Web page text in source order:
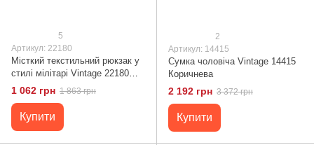
5
Артикул: 22180
Місткий текстильний рюкзак у
стилі мілітарі Vintagе 22180
Коричневий
1 062 грн 1 863 грн
Купити
2
Артикул: 14415
Сумка чоловіча Vintage 14415
Коричнева
2 192 грн 3 372 грн
Купити